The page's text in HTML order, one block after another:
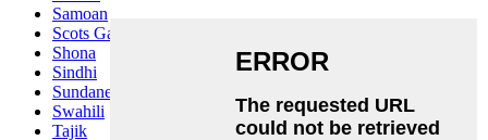
Samoan
Scots Gaelic
Shona
Sindhi
Sundanese
Swahili
Tajik